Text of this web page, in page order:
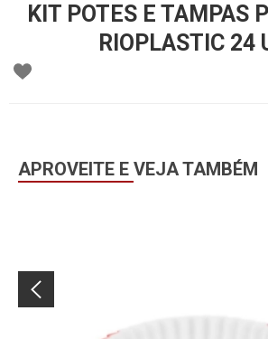
KIT POTES E TAMPAS
RIOPLASTIC 24
APROVEITE E VEJA TAMBÉM